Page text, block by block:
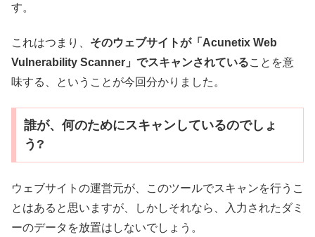
す。
これはつまり、 そのウェブサイトが「Acunetix Web
Vulnerability Scanner」でスキャンされていることを意
味する、ということが今回分かりました。
誰が、何のためにスキャンしているのでしょ
う?
ウェブサイトの運営元が、このツールでスキャンを行うこ
とはあると思いますが、しかしそれなら、入力されたダミ
ーのデータを放置はしないでしょう。